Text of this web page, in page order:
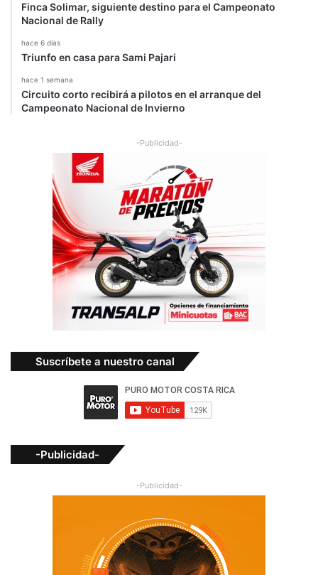
Finca Solimar, siguiente destino para el Campeonato
Nacional de Rally
hace 6 días
Triunfo en casa para Sami Pajari
hace 1 semana
Circuito corto recibirá a pilotos en el arranque del
Campeonato Nacional de Invierno
-Publicidad-
Suscríbete a nuestro canal
-Publicidad-
-Publicidad-